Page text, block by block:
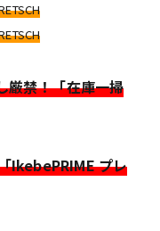
厳禁！「在庫一掃
IkebePRIME プレ